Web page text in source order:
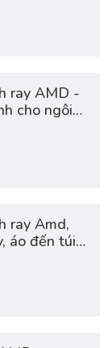
ray AMD -
cho ngôi
ray Amd,
áo đến túi